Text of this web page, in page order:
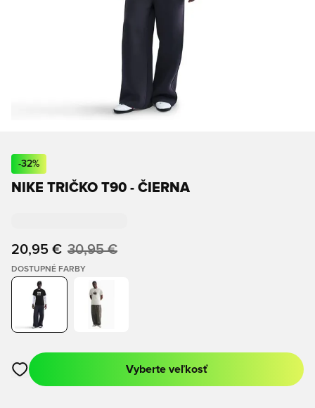
-32%
NIKE TRIČKO T90 - ČIERNA
20,95 € 30,95 €
DOSTUPNÉ FARBY
Otvorí modál na prihlásenie alebo registráciu ako člen
Vyberte veľkosť